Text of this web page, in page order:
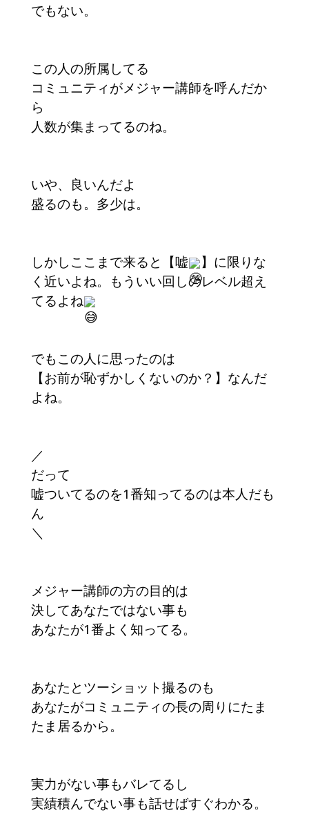
でもない。
この人の所属してる
コミュニティがメジャー講師を呼んだか
ら
人数が集まってるのね。
いや、良いんだよ
盛るのも。多少は。
しかしここまで来ると【嘘
】に限りな
く近いよね。もういい回しのレベル超え
てるよね
でもこの人に思ったのは
【お前が恥ずかしくないのか？】なんだ
よね。
／
だって
嘘ついてるのを1番知ってるのは本人だも
ん
＼
メジャー講師の方の目的は
決してあなたではない事も
あなたが1番よく知ってる。
あなたとツーショット撮るのも
あなたがコミュニティの長の周りにたま
たま居るから。
実力がない事もバレてるし
実績積んでない事も話せばすぐわかる。